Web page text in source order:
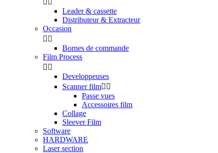
 
Leader & cassette
Distributeur & Extracteur
Occasion
 
Bornes de commande
Film Process
 
Developpeuses
Scanner film 
Passe vues
Accessoires film
Collage
Sleever Film
Software
HARDWARE
Laser section